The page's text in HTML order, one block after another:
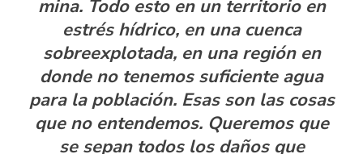
mina. Todo esto en un territorio en
estrés hídrico, en una cuenca
sobreexplotada, en una región en
donde no tenemos suficiente agua
para la población. Esas son las cosas
que no entendemos. Queremos que
se sepan todos los daños que